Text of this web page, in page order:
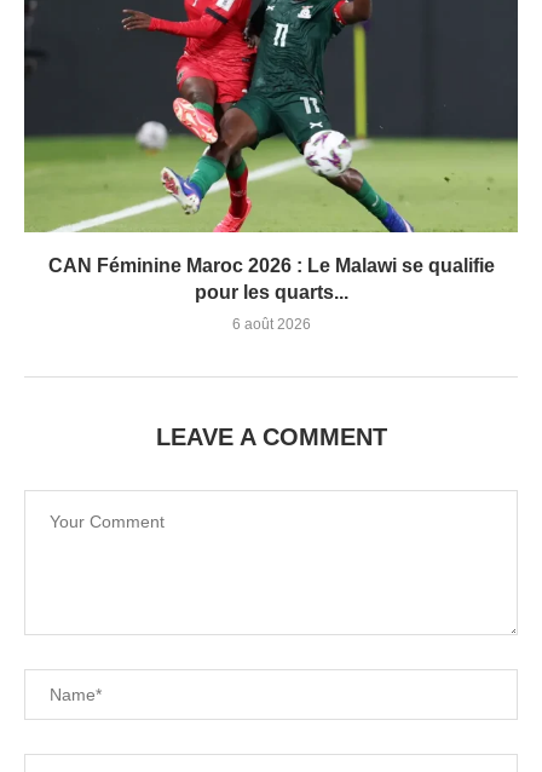
CAN Féminine Maroc 2026 : Le Malawi se qualifie
pour les quarts...
6 août 2026
LEAVE A COMMENT